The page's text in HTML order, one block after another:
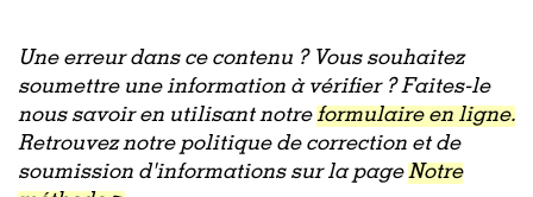
Une erreur dans ce contenu ? Vous souhaitez
soumettre une information à vérifier ? Faites-le
nous savoir en utilisant notreformulaire en ligne.
Retrouvez notre politique de correction et de
soumission d'informations sur la pageNotre